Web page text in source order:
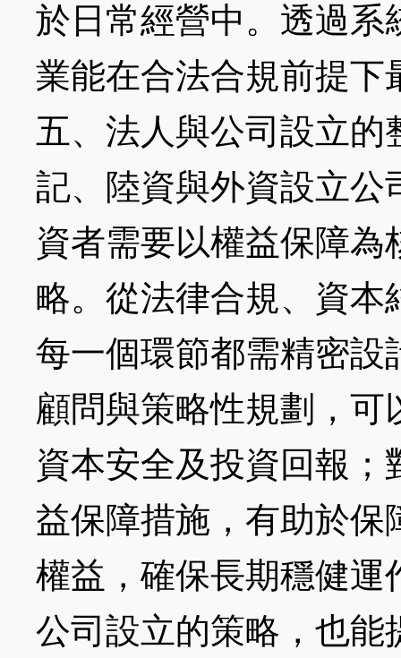
於日常經營中。透過系
業能在合法合規前提下
五、法人與公司設立
記、陸資與外資設立公
資者需要以權益保障
略。從法律合規、資本
每一個環節都需精密設
顧問與策略性規劃，
資本安全及投資回報
益保障措施，有助於保
權益，確保長期穩健運
公司設立的策略，也能